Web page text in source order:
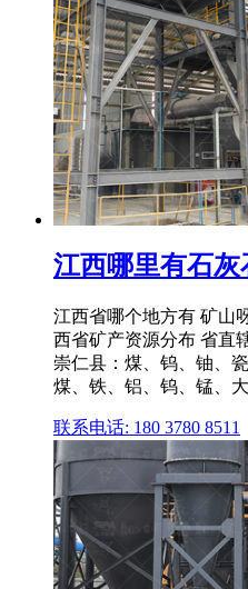
江西哪里有石灰
江西省哪个地方有 矿山
西省矿产资源分布 省直
崇仁县：煤、钨、铀、
煤、铁、铝、钨、锰、
联系电话: 180 3780 8511